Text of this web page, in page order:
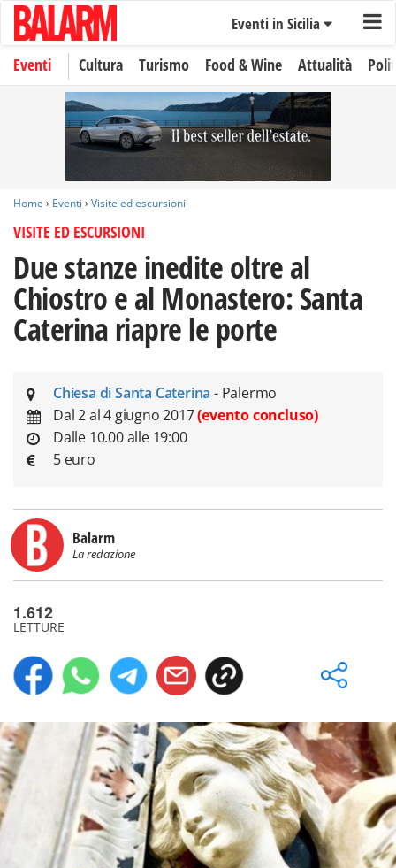
Eventi in Sicilia
Eventi Cultura Turismo Food & Wine Attualità
Home › Eventi › Visite ed escursioni
VISITE ED ESCURSIONI
Due stanze inedite oltre al
Chiostro e al Monastero: Santa
Caterina riapre le porte
Chiesa di Santa Caterina - Palermo
Dal 2 al 4 giugno 2017(evento concluso)
Dalle 10.00 alle 19:00
5 euro
Balarm
La redazione
1.612
LETTURE